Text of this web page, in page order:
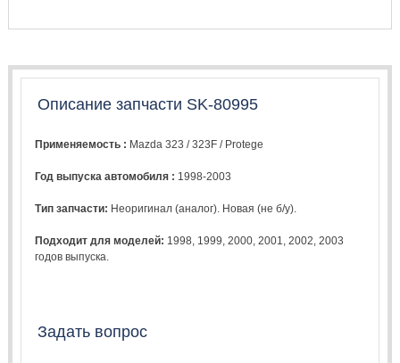
Описание запчасти SK-80995
Применяемость : Mazda 323 / 323F / Protege
Год выпуска автомобиля : 1998-2003
Тип запчасти: Неоригинал (аналог). Новая (не б/у).
Подходит для моделей: 1998 1999 ,2000 ,2001 ,2002 ,2003
годов выпуска.
Задать вопрос